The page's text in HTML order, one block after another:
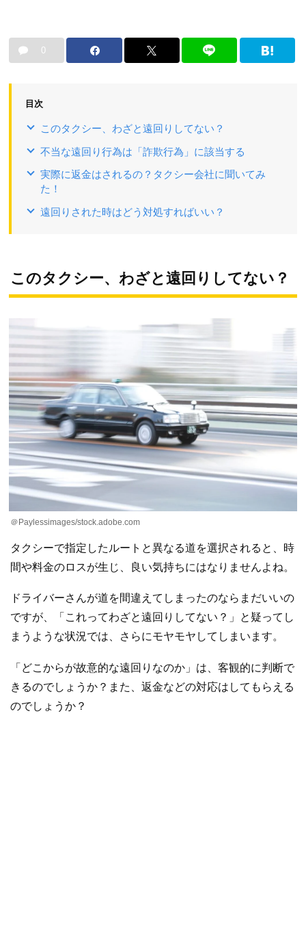
0
目次
このタクシー、わざと遠回りしてない？
不当な遠回り行為は「詐欺行為」に該当する
実際に返金はされるの？タクシー会社に聞いてみ
た！
遠回りされた時はどう対処すればいい？
このタクシー、わざと遠回りしてない？
＠Paylessimages/stock.adobe.com
タクシーで指定したルートと異なる道を選択されると、時
間や料金のロスが生じ、良い気持ちにはなりませんよね。
ドライバーさんが道を間違えてしまったのならまだいいの
ですが、「これってわざと遠回りしてない？」と疑ってし
まうような状況では、さらにモヤモヤしてしまいます。
「どこからが故意的な遠回りなのか」は、客観的に判断で
きるのでしょうか？また、返金などの対応はしてもらえる
のでしょうか？